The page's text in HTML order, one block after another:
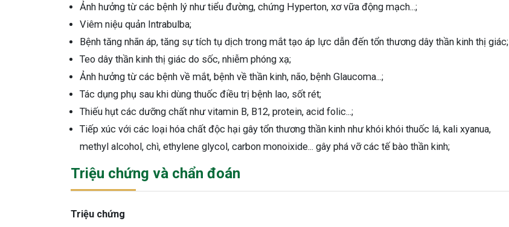
Ảnh hưởng từ các bệnh lý như tiểu đường, chứng Hyperton, xơ vữa động mạch...;
Viêm niệu quản Intrabulba;
Bệnh tăng nhãn áp, tăng sự tích tụ dịch trong mắt tạo áp lực dẫn đến tổn thương dây thần kinh thị giác;
Teo dây thần kinh thị giác do sốc, nhiễm phóng xạ;
Ảnh hưởng từ các bệnh về mắt, bệnh về thần kinh, não, bệnh Glaucoma...;
Tác dụng phụ sau khi dùng thuốc điều trị bệnh lao, sốt rét;
Thiếu hụt các dưỡng chất như vitamin B, B12, protein, acid folic...;
Tiếp xúc với các loại hóa chất độc hại gây tổn thương thần kinh như khói khói thuốc lá, kali xyanua,
methyl alcohol, chì, ethylene glycol, carbon monoixide... gây phá vỡ các tế bào thần kinh;
Triệu chứng và chẩn đoán
Triệu chứng